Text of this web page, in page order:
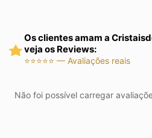
Os clientes amam a
veja os Reviews:
⭐⭐⭐⭐⭐ — Avaliações reais
Não foi possível carregar